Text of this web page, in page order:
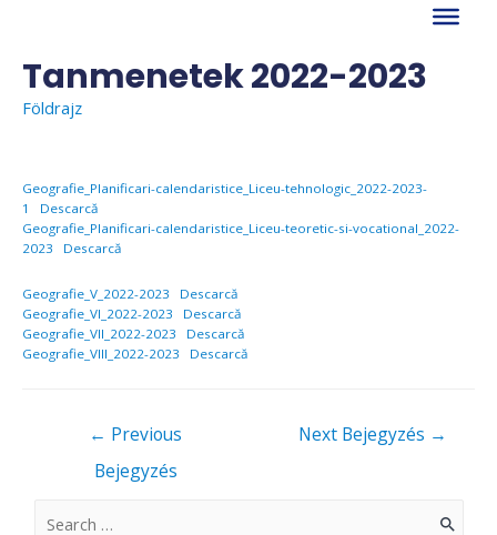
contentTanmenetek 2022-2023
Földrajz
Geografie_Planificari-calendaristice_Liceu-tehnologic_2022-2023-
1
Descarcă
Geografie_Planificari-calendaristice_Liceu-teoretic-si-vocational_2022-
2023
Descarcă
Geografie_V_2022-2023
Descarcă
Geografie_VI_2022-2023
Descarcă
Geografie_VII_2022-2023
Descarcă
Geografie_VIII_2022-2023
Descarcă
← Previous
Bejegyzés
Next Bejegyzés →
S